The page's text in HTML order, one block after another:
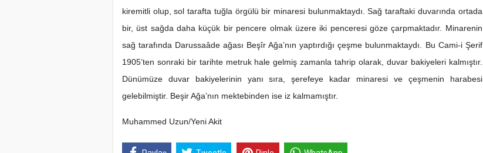
kiremitli olup, sol tarafta tuğla örgülü bir minaresi bulunmaktaydı. Sağ taraftaki duvarında ortada
bir, üst sağda daha küçük bir pencere olmak üzere iki penceresi göze çarpmaktadır. Minarenin
sağ tarafında Darussaâde ağası Beşîr Ağa’nın yaptırdığı çeşme bulunmaktaydı. Bu Cami-i Şerif
1905’ten sonraki bir tarihte metruk hale gelmiş zamanla tahrip olarak, duvar bakiyeleri kalmıştır.
Dünümüze duvar bakiyelerinin yanı sıra, şerefeye kadar minaresi ve çeşmenin harabesi
gelebilmiştir. Beşir Ağa’nın mektebinden ise iz kalmamıştır.
Muhammed Uzun/Yeni Akit